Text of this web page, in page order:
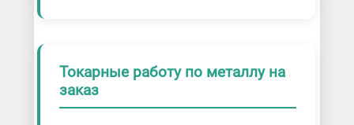
Токарные работу по металлу на
заказ